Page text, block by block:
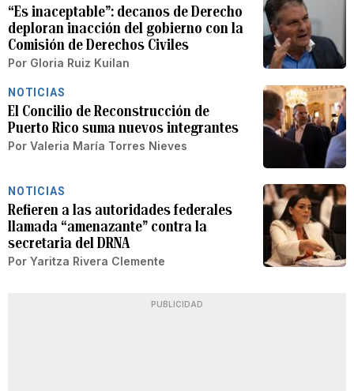
“Es inaceptable”: decanos de Derecho
deploran inacción del gobierno con la
Comisión de Derechos Civiles
Por Gloria Ruiz Kuilan
NOTICIAS
El Concilio de Reconstrucción de
Puerto Rico suma nuevos integrantes
Por Valeria María Torres Nieves
NOTICIAS
Refieren a las autoridades federales
llamada “amenazante” contra la
secretaria del DRNA
Por Yaritza Rivera Clemente
PUBLICIDAD